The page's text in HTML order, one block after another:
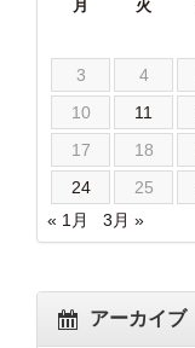
月 火
3
4
10
11
17
18
24
25
« 1月
3月 »
アーカイブ